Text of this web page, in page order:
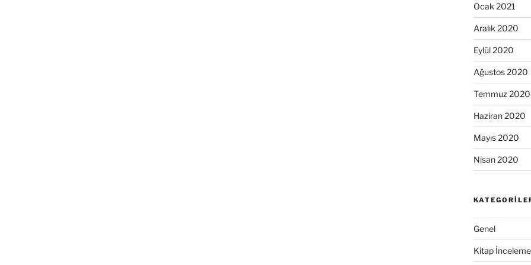
Ocak 2021
Aralık 2020
Eylül 2020
Ağustos 2020
Temmuz 2020
Haziran 2020
Mayıs 2020
Nisan 2020
Genel
Kitap